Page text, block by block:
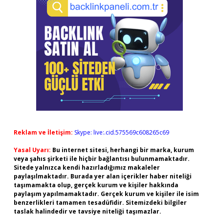
Reklam ve İletişim: Skype: live:.cid.575569c608265c69
Yasal Uyarı: Bu internet sitesi, herhangi bir marka, kurum
veya şahıs şirketi ile hiçbir bağlantısı bulunmamaktadır.
Sitede yalnızca kendi hazırladığımız makaleler
paylaşılmaktadır. Burada yer alan içerikler haber niteliği
taşımamakta olup, gerçek kurum ve kişiler hakkında
paylaşım yapılmamaktadır. Gerçek kurum ve kişiler ile isim
benzerlikleri tamamen tesadüfidir. Sitemizdeki bilgiler
taslak halindedir ve tavsiye niteliği taşımazlar.